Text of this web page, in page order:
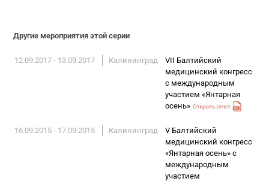
Другие мероприятия этой серии
12.09.2017 - 13.09.2017 Калининград
VII Балтийский
медицинский конгресс
с международным
участием «Янтарная
осень»
16.09.2015 - 17.09.2015 Калининград
V Балтийский
медицинский конгресс
«Янтарная осень» с
международным
участием